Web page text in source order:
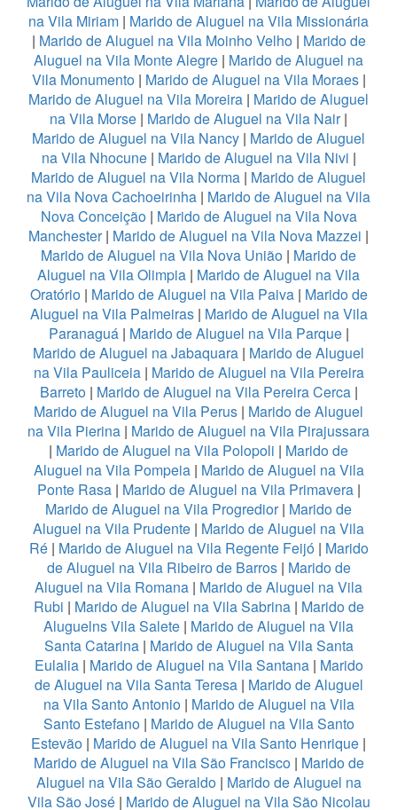
na Vila Miriam | Marido de Aluguel na Vila Missionária
| Marido de Aluguel na Vila Moinho Velho| Marido de
Aluguel na Vila Monte Alegre | Marido de Aluguel na
Vila Monumento| Marido de Aluguel na Vila Moraes|
Marido de Aluguel na Vila Moreira | Marido de Aluguel
na Vila Morse | Marido de Aluguel na Vila Nair|
Marido de Aluguel na Vila Nancy | Marido de Aluguel
na Vila Nhocune| Marido de Aluguel na Vila Nivi |
Marido de Aluguel na Vila Norma | Marido de Aluguel
na Vila Nova Cachoeirinha | Marido de Aluguel na Vila
Nova Conceição| Marido de Aluguel na Vila Nova
Manchester| Marido de Aluguel na Vila Nova Mazzei |
Marido de Aluguel na Vila Nova União | Marido de
Aluguel na Vila Olimpia | Marido de Aluguel na Vila
Oratório| Marido de Aluguel na Vila Paiva| Marido de
Aluguel na Vila Palmeiras| Marido de Aluguel na Vila
Paranaguá| Marido de Aluguel na Vila Parque|
Marido de Aluguel na Jabaquara | Marido de Aluguel
na Vila Pauliceia| Marido de Aluguel na Vila Pereira
Barreto| Marido de Aluguel na Vila Pereira Cerca|
Marido de Aluguel na Vila Perus | Marido de Aluguel
na Vila Pierina | Marido de Aluguel na Vila Pirajussara
| Marido de Aluguel na Vila Polopoli | Marido de
Aluguel na Vila Pompeia| Marido de Aluguel na Vila
Ponte Rasa| Marido de Aluguel na Vila Primavera|
Marido de Aluguel na Vila Progredior| Marido de
Aluguel na Vila Prudente | Marido de Aluguel na Vila
Ré| Marido de Aluguel na Vila Regente Feijó| Marido
de Aluguel na Vila Ribeiro de Barros| Marido de
Aluguel na Vila Romana | Marido de Aluguel na Vila
Rubi | Marido de Aluguel na Vila Sabrina| Marido de
Aluguelns Vila Salete | Marido de Aluguel na Vila
Santa Catarina| Marido de Aluguel na Vila Santa
Eulalia| Marido de Aluguel na Vila Santana| Marido
de Aluguel na Vila Santa Teresa| Marido de Aluguel
na Vila Santo Antonio| Marido de Aluguel na Vila
Santo Estefano| Marido de Aluguel na Vila Santo
Estevão | Marido de Aluguel na Vila Santo Henrique |
Marido de Aluguel na Vila São Francisco| Marido de
Aluguel na Vila São Geraldo| Marido de Aluguel na
Vila São José| Marido de Aluguel na Vila São Nicolau